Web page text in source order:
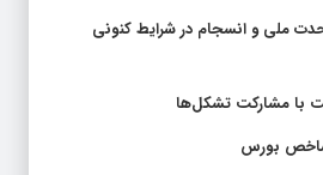
ملی و انسجام در شرایط کنونی
با مشارکت تشکل‌ها